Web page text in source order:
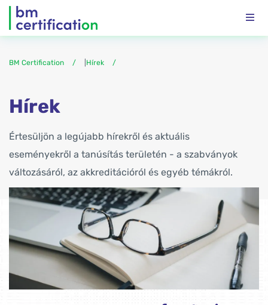
BM Certification Hírek
Hírek
Értesüljön a legújabb hírekről és aktuális
eseményekről a tanúsítás területén - a szabványok
változásáról, az akkreditációról és egyéb témákról.